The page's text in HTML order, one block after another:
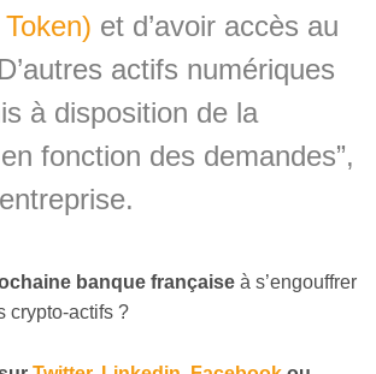
et d’avoir accès au
actifs numériques
à disposition de la
fonction des demandes”,
banque française à s’engouffrer
crypto-actifs ?